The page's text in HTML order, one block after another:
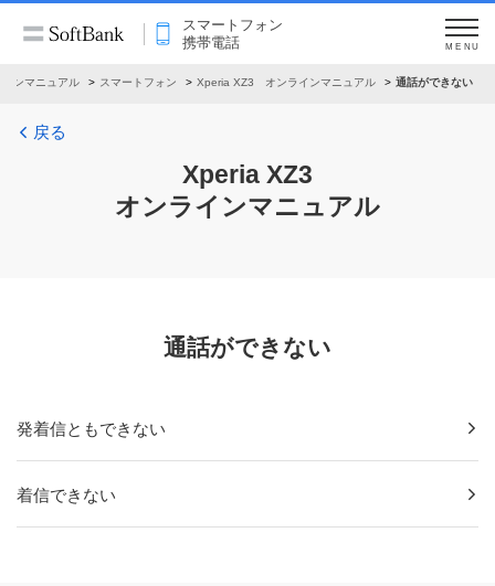
スマートフォン
携帯電話
MENU
インマニュアル スマートフォン Xperia XZ3 オンラインマニュアル 通話ができない
戻る
Xperia XZ3
オンラインマニュアル
通話ができない
発着信ともできない
着信できない